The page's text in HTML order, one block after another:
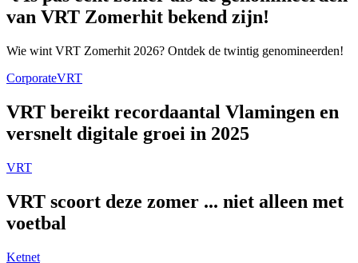
van VRT Zomerhit bekend zijn!
Wie wint VRT Zomerhit 2026? Ontdek de twintig genomineerden!
CorporateVRT
VRT bereikt recordaantal Vlamingen en
versnelt digitale groei in 2025
VRT
VRT scoort deze zomer ... niet alleen met
voetbal
Ketnet